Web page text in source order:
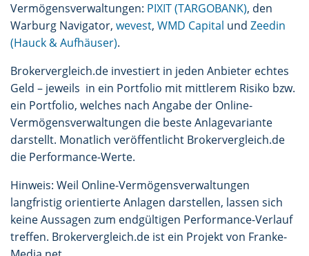
Vermögensverwaltungen: PIXIT (TARGOBANK), den
Warburg Navigator, wevest, WMD Capital und Zeedin
(Hauck & Aufhäuser).
Brokervergleich.de investiert in jeden Anbieter echtes
Geld – jeweils in ein Portfolio mit mittlerem Risiko bzw.
ein Portfolio, welches nach Angabe der Online-
Vermögensverwaltungen die beste Anlagevariante
darstellt. Monatlich veröffentlicht Brokervergleich.de
die Performance-Werte.
Hinweis: Weil Online-Vermögensverwaltungen
langfristig orientierte Anlagen darstellen, lassen sich
keine Aussagen zum endgültigen Performance-Verlauf
treffen. Brokervergleich.de ist ein Projekt von Franke-